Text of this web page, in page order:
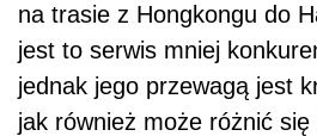
na trasie z Hongkongu do
jest to serwis mniej
jednak jego przewagą jest
jak również może różnić